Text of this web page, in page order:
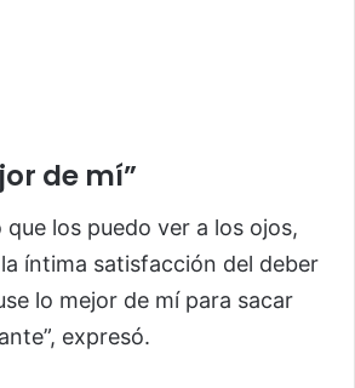
de mí”
que los puedo ver a los ojos,
íntima satisfacción del deber
lo mejor de mí para sacar
expresó.